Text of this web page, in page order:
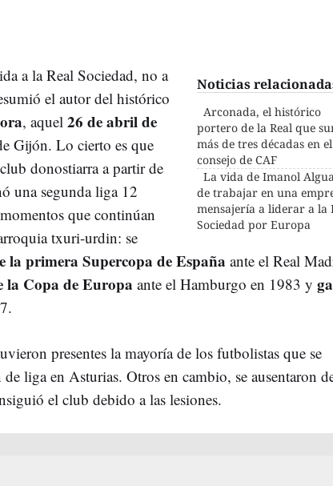
Noticias
Arconada, el histórico
portero de la Real que
más de tres décadas en el
consejo de CAF
La vida de Imanol
de trabajar en una
mensajería a liderar a la
Sociedad por Europa
a la Real Sociedad, no a
el autor del histórico
, aquel 26 de abril de
Gijón. Lo cierto es que
donostiarra a partir de
una segunda liga 12
que continúan
txuri-urdin: se
la primera Supercopa de España ante el Real
la Copa de Europa ante el Hamburgo en 1983 y
presentes la mayoría de los futbolistas que se
liga en Asturias. Otros en cambio, se ausentaron
el club debido a las lesiones.